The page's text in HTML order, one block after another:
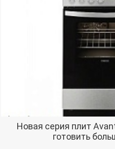
Новая серия плит
готовить